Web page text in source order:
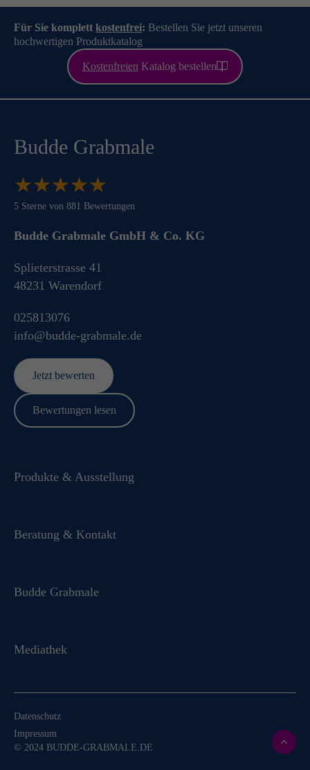
Für Sie komplett kostenfrei: Bestellen Sie jetzt unseren
hochwertigen Produktkatalog
Kostenfreien Katalog bestellen
Budde Grabmale
★★★★★
★★★★★
5 Sterne von 881 Bewertungen
Budde Grabmale GmbH & Co. KG
info@budde-grabmale.de
025813076
Splieterstrasse 41
48231 Warendorf
Jetzt bewerten
Bewertungen lesen
Produkte & Ausstellung
Beratung & Kontakt
Budde Grabmale
Mediathek
© 2024 BUDDE-GRABMALE.DE
Datenschutz
Impressum